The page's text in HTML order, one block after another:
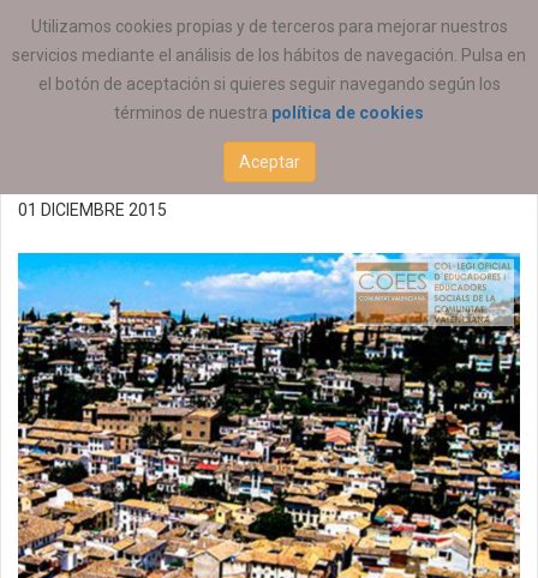
Utilizamos cookies propias y de terceros para mejorar nuestros
servicios mediante el análisis de los hábitos de navegación. Pulsa en
el botón de aceptación si quieres seguir navegando según los
términos de nuestra política de cookies
Aceptar
ESTÁ AQUÍ: ACTUALIDAD REGIONAL
Capacitación al
voluntariado EAPN
01 DICIEMBRE 2015